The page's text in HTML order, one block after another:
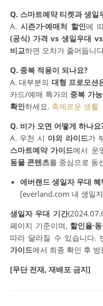
Q. 스마트예약 티켓과 생일
A. 시즌가·예매처 할인에
(공식) 가격 vs 생일우대
비교하면 오차가 줄어듭니
Q. 중복 적용이 되나요?
A. 대부분의 대형 프로모션
카드/예매 특가의 중복 가
확인하세요. 축제로운 생활
Q. 비가 오면 어떻게 하나요
A. 우천 시 야외 라이드가
스마트예약 가이드에서 운
동물 콘텐츠를 중심으로 동
에버랜드 생일자 우대
[everland.com 내 생일
생일자 우대 기간
페이지 기준이며, 할인율·
따라 달라질 수 있습니다.
가이드에서 최종 확인 후 방
[무단 전재, 재배포 금지]